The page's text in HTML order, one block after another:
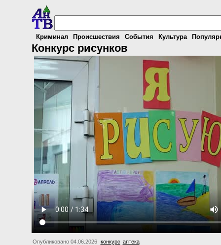
Криминал Происшествия События Культура
Конкурс рисунков
Опубликовано 04.06.2026 конкурс аптека